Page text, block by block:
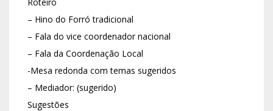
– Hino do Forró tradicional
– Fala do vice coordenador nacional
– Fala da Coordenação Local
-Mesa redonda com temas sugeridos
– Mediador: (sugerido)
Sugestões